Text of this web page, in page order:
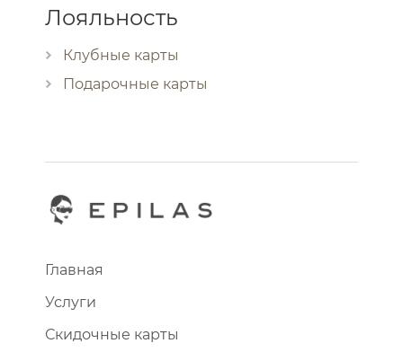
Лояльность
Клубные карты
Подарочные карты
Главная
Услуги
Скидочные карты